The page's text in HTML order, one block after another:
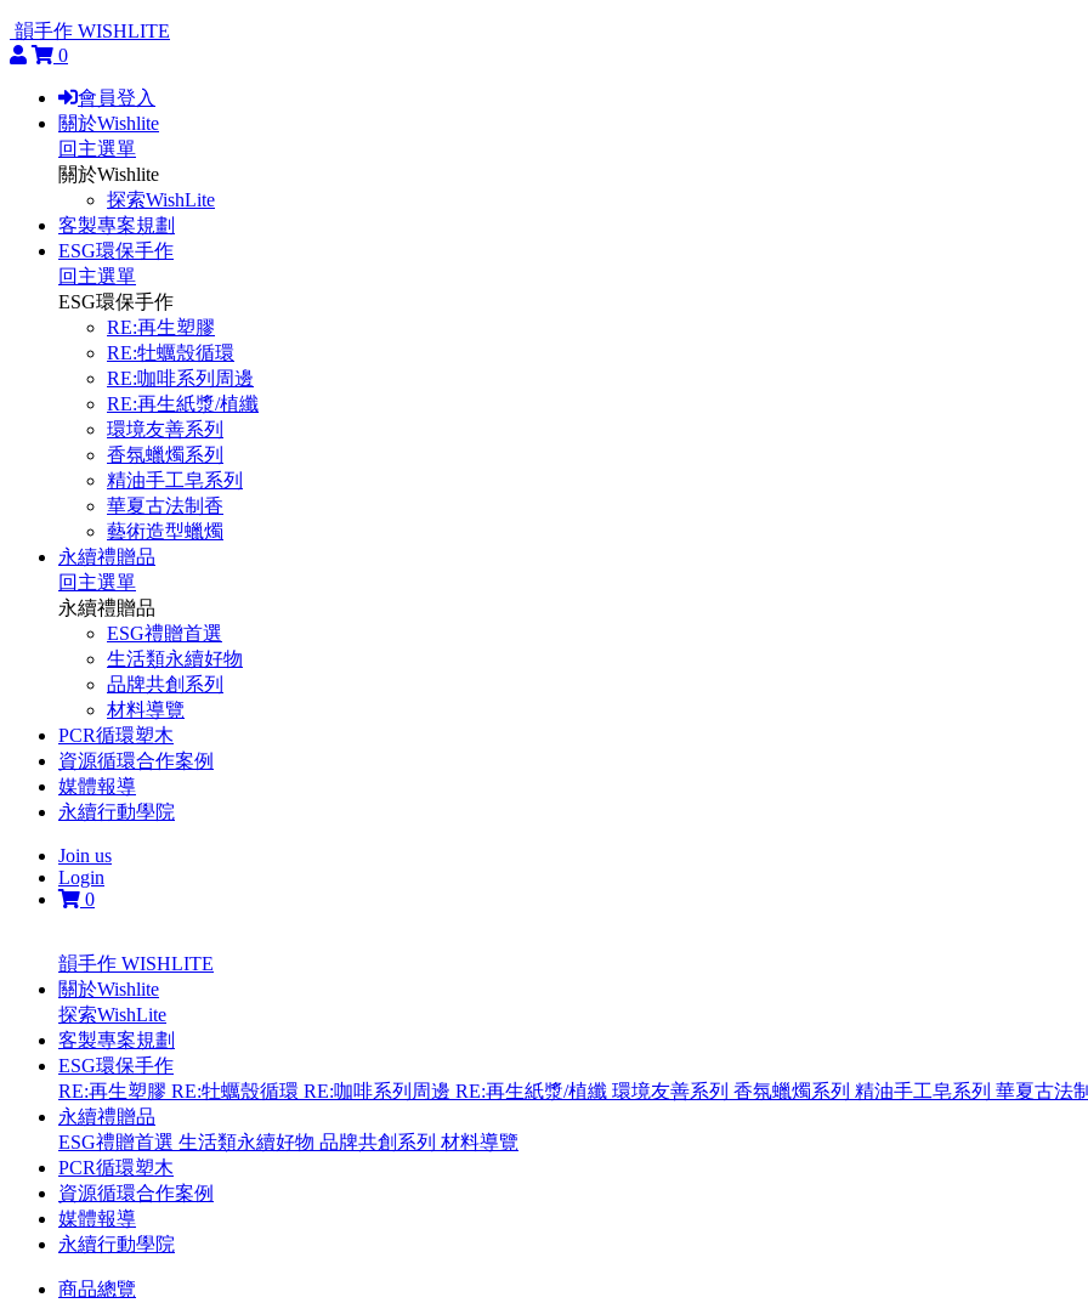
韻手作 WISHLITE
0
會員登入
關於Wishlite
回主選單
關於Wishlite
探索WishLite
客製專案規劃
ESG環保手作
回主選單
ESG環保手作
RE:再生塑膠
RE:牡蠣殼循環
RE:咖啡系列周邊
RE:再生紙漿/植纖
環境友善系列
香氛蠟燭系列
精油手工皂系列
華夏古法制香
藝術造型蠟燭
永續禮贈品
回主選單
永續禮贈品
ESG禮贈首選
生活類永續好物
品牌共創系列
材料導覽
PCR循環塑木
資源循環合作案例
媒體報導
永續行動學院
Join us
Login
0
韻手作 WISHLITE
關於Wishlite
探索WishLite
客製專案規劃
ESG環保手作
RE:再生塑膠 RE:牡蠣殼循環 RE:咖啡系列周邊 RE:再生紙漿/植纖 環境友善系列 香氛蠟燭系列 精油手工皂系列 華夏古法
永續禮贈品
ESG禮贈首選 生活類永續好物 品牌共創系列 材料導覽
PCR循環塑木
資源循環合作案例
媒體報導
永續行動學院
商品總覽